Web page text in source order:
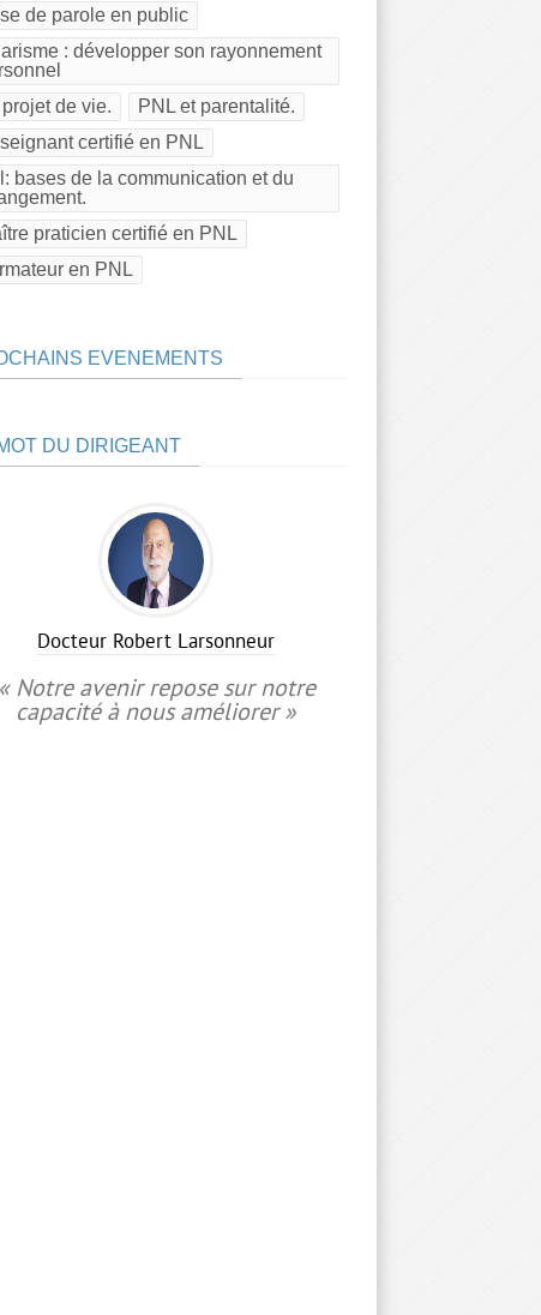
de parole en public
: développer son rayonnement
projet de vie.
PNL et parentalité.
certifié en PNL
bases de la communication et du
praticien certifié en PNL
en PNL
EVENEMENTS
DU DIRIGEANT
Docteur Robert Larsonneur
« Notre avenir repose sur notre
capacité à nous améliorer »